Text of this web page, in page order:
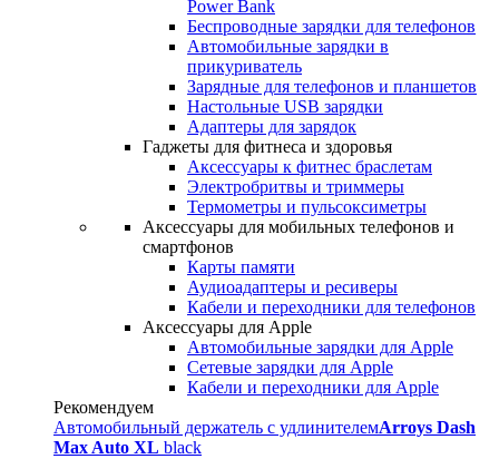
Power Bank
Беспроводные зарядки для телефонов
Автомобильные зарядки в
прикуриватель
Зарядные для телефонов и планшетов
Настольные USB зарядки
Адаптеры для зарядок
Гаджеты для фитнеса и здоровья
Аксессуары к фитнес браслетам
Электробритвы и триммеры
Термометры и пульсоксиметры
Аксессуары для мобильных телефонов и
смартфонов
Карты памяти
Аудиоадаптеры и ресиверы
Кабели и переходники для телефонов
Аксессуары для Apple
Автомобильные зарядки для Apple
Сетевые зарядки для Apple
Кабели и переходники для Apple
Рекомендуем
Автомобильный держатель с удлинителемArroys Dash
Max Auto XL black